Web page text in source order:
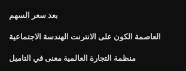
بعد سعر السهم
العاصمة الكون على الانترنت الهندسة الاجتماعية
منظمة التجارة العالمية معنى في التاميل